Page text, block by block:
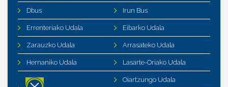
Dbus Irun Bus
Errenteriako Udala Eibarko Udala
Zarauzko Udala Arrasateko Udala
Hernaniko Udala Lasarte-Oriako Udala
Oiartzungo Udala